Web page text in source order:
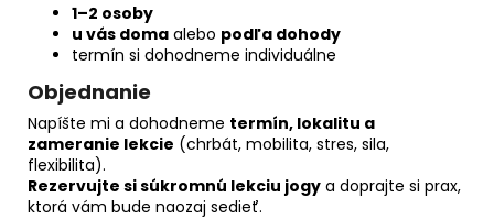
1–2 osoby
u vás doma alebo podľa dohody
termín si dohodneme individuálne
Objednanie
Napíšte mi a dohodneme termín, lokalitu a
zameranie lekcie (chrbát, mobilita, stres, sila,
flexibilita).
Rezervujte si súkromnú lekciu jogy a doprajte si prax,
ktorá vám bude naozaj sedieť.